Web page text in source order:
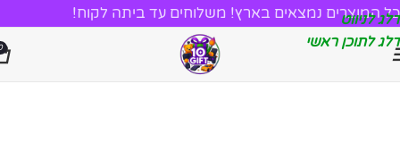
דלג לניווט
דלג לתוכן ראשי
כל המוצרים נמצאים בארץ! משלוחים עד ביתה לקוח!